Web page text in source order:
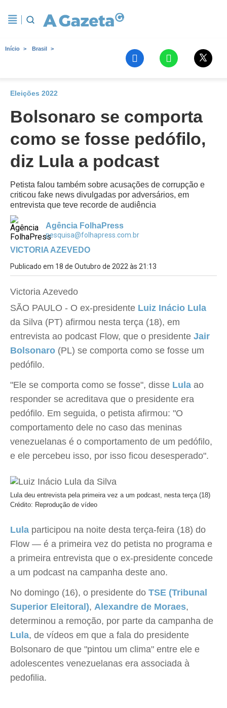
Início Brasil
Eleições 2022
Bolsonaro se comporta
como se fosse pedófilo,
diz Lula a podcast
Petista falou também sobre acusações de corrupção e
criticou fake news divulgadas por adversários, em
entrevista que teve recorde de audiência
Agência FolhaPress
pesquisa@folhapress.com.br
VICTORIA AZEVEDO
Publicado em 18 de Outubro de 2022 às 21:13
Victoria Azevedo
SÃO PAULO - O ex-presidente Luiz Inácio Lula
da Silva (PT) afirmou nesta terça (18), em
entrevista ao podcast Flow, que o presidente Jair
Bolsonaro (PL) se comporta como se fosse um
pedófilo.
"Ele se comporta como se fosse", disse Lula ao
responder se acreditava que o presidente era
pedófilo. Em seguida, o petista afirmou: "O
comportamento dele no caso das meninas
venezuelanas é o comportamento de um pedófilo,
e ele percebeu isso, por isso ficou desesperado".
Lula deu entrevista pela primeira vez a um podcast, nesta terça (18)
Crédito: Reprodução de vídeo
Lula participou na noite desta terça-feira (18) do
Flow — é a primeira vez do petista no programa e
a primeira entrevista que o ex-presidente concede
a um podcast na campanha deste ano.
No domingo (16), o presidente do TSE (Tribunal
Superior Eleitoral), Alexandre de Moraes,
determinou a remoção, por parte da campanha de
Lula, de vídeos em que a fala do presidente
Bolsonaro de que "pintou um clima" entre ele e
adolescentes venezuelanas era associada à
pedofilia.